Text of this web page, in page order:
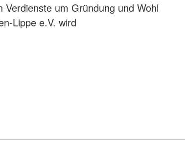
um Gründung und Wohl
Lippe e.V. wird